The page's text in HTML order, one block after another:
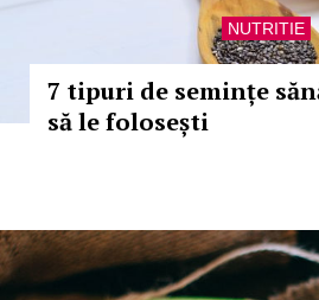
NUTRITIE
7 tipuri de semințe
să le folosești